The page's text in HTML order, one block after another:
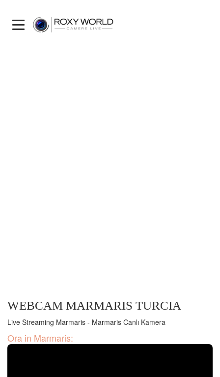
WEBCAM MARMARIS TURCIA
Live Streaming Marmaris - Marmaris Canlı Kamera
Ora in Marmaris: